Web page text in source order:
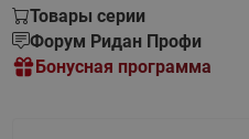
Товары серии
Форум Ридан Профи
Бонусная программа